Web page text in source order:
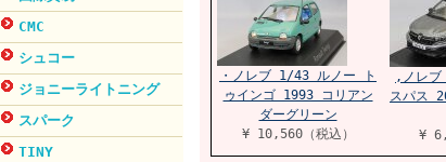
CMC
シュコー
ジョニーライトニング
スパーク
TINY
・ノレブ 1/43 ルノー ト
ゥインゴ 1993 コリアン
ダーグリーン
¥ 10,560（税込）
,ノレ
スパス
¥